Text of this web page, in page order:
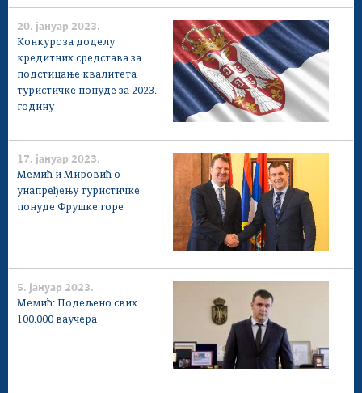
20. јануар 2023.
Конкурс за доделу
кредитних средстава за
подстицање квалитета
туристичке понуде за 2023.
годину
17. јануар 2023.
Мемић и Мировић о
унапређењу туристичке
понуде Фрушке горе
5. јануар 2023.
Мемић: Подељено свих
100.000 ваучера